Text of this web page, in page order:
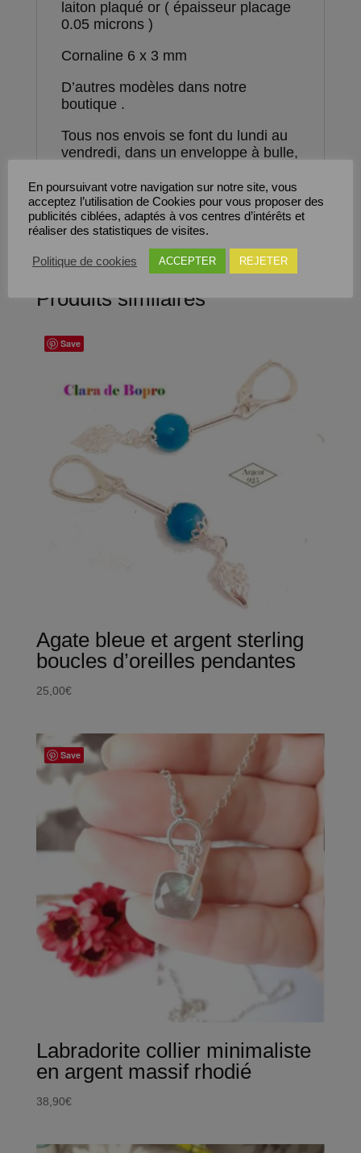
laiton plaqué or ( épaisseur placage
0.05 microns )
Cornaline 6 x 3 mm
D’autres modèles dans notre
boutique .
Tous nos envois se font du lundi au
vendredi, dans un enveloppe à bulle,
Nous restons à votre disposition
pour tout complément d’information.
Produits similaires
Save
Agate bleue et argent sterling
boucles d’oreilles pendantes
25,00€
Save
Labradorite collier minimaliste
en argent massif rhodié
38,90€
En poursuivant votre navigation sur notre site, vous
acceptez l’utilisation de Cookies pour vous proposer des
publicités ciblées, adaptés à vos centres d’intérêts et
réaliser des statistiques de visites.
Politique de cookies ACCEPTER REJETER